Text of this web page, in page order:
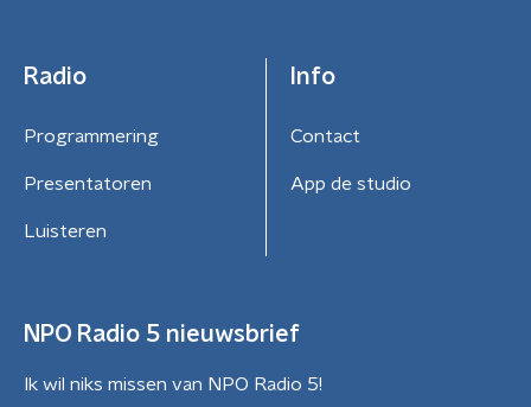
Radio
Programmering
Presentatoren
Luisteren
Info
Contact
App de studio
NPO Radio 5 nieuwsbrief
Ik wil niks missen van NPO Radio 5!